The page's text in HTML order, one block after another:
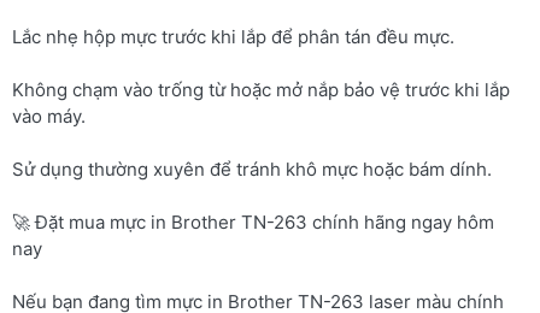
Lắc nhẹ hộp mực trước khi lắp để phân tán đều mực.
Không chạm vào trống từ hoặc mở nắp bảo vệ trước khi lắp
vào máy.
Sử dụng thường xuyên để tránh khô mực hoặc bám dính.
🚀 Đặt mua mực in Brother TN-263 chính hãng ngay hôm
nay
Nếu bạn đang tìm mực in Brother TN-263 laser màu chính